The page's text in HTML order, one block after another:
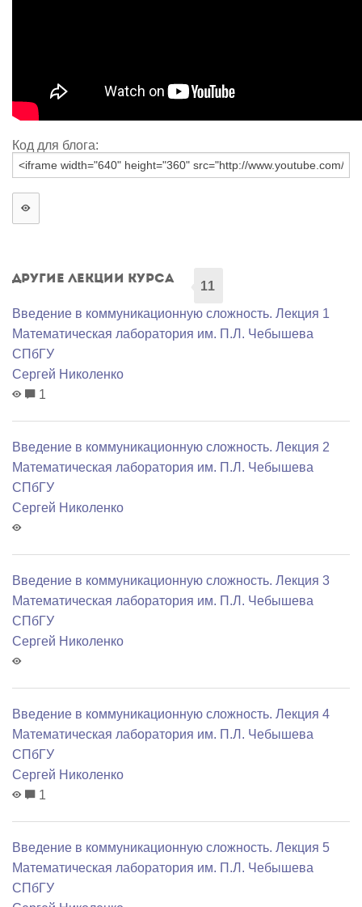
Код для блога:
Другие лекции курса
11
Введение в коммуникационную сложность. Лекция 1
Математичеcкая лаборатория им. П.Л. Чебышева
СПбГУ
Сергей Николенко
1
Введение в коммуникационную сложность. Лекция 2
Математичеcкая лаборатория им. П.Л. Чебышева
СПбГУ
Сергей Николенко
Введение в коммуникационную сложность. Лекция 3
Математичеcкая лаборатория им. П.Л. Чебышева
СПбГУ
Сергей Николенко
Введение в коммуникационную сложность. Лекция 4
Математичеcкая лаборатория им. П.Л. Чебышева
СПбГУ
Сергей Николенко
1
Введение в коммуникационную сложность. Лекция 5
Математичеcкая лаборатория им. П.Л. Чебышева
СПбГУ